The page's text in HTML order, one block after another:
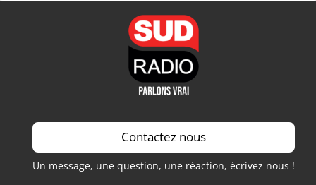
Contactez nous
Un message, une question, une réaction, écrivez nous !